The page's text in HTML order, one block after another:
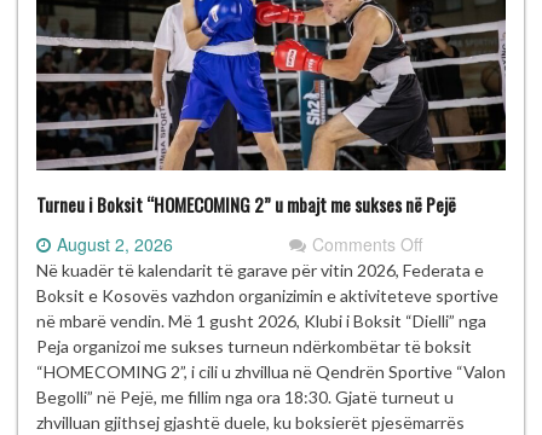
Turneu i Boksit “HOMECOMING 2” u mbajt me sukses në Pejë
August 2, 2026 Comments Offon
Turneu
i
Boksit
2”
u
mbajt
Në kuadër të kalendarit të garave për vitin 2026, Federata e
Boksit e Kosovës vazhdon organizimin e aktiviteteve sportive
në mbarë vendin. Më 1 gusht 2026, Klubi i Boksit “Dielli” nga
Peja organizoi me sukses turneun ndërkombëtar të boksit
“HOMECOMING 2”, i cili u zhvillua në Qendrën Sportive “Valon
Begolli” në Pejë, me fillim nga ora 18:30. Gjatë turneut u
zhvilluan gjithsej gjashtë duele, ku boksierët pjesëmarrës